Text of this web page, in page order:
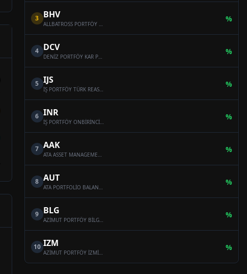
3 BHV
ALLBATROSS PORTFÖY BAHAR HİSSE SENEDİ SERBEST FON (HİSSE SENEDİ YOĞUN FON)
%
4 DCV
DENİZ PORTFÖY KAR PAYI ÖDEYEN SERBEST (DÖVİZ) FON
%
5 IJS
İŞ PORTFÖY TÜRK REASÜRANS SERBEST ÖZEL FON
%
6 INR
İŞ PORTFÖY ONBİRİNCİ SERBEST (DÖVİZ) FON
%
7 AAK
ATA ASSET MANAGEMENT MULTI-ASSET VARIABLE FUND
%
8 AUT
ATA PORTFOLİO BALANCED VARİABLE FUND
%
9 BLG
AZİMUT PORTFÖY BİLGE SERBEST ÖZEL FON
%
10 IZM
AZİMUT PORTFÖY İZMİR SERBEST (TL) ÖZEL FON
%